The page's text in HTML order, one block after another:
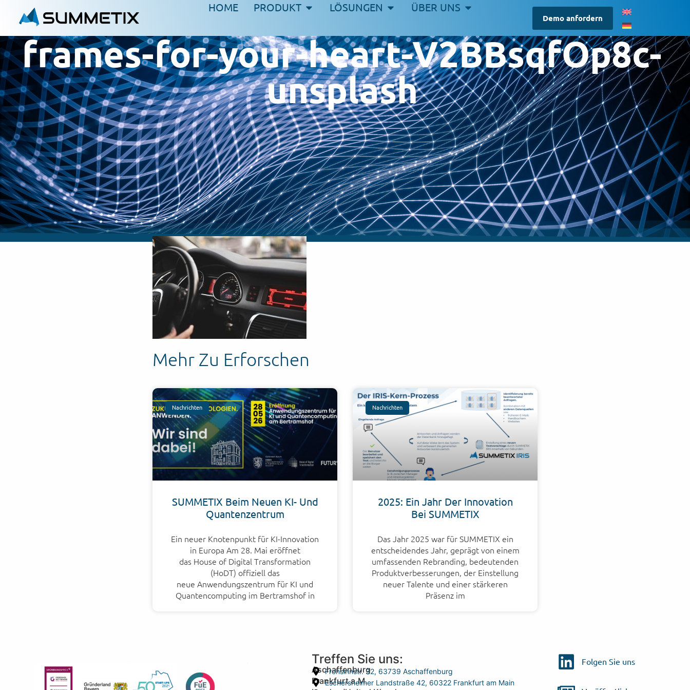
HOME PRODUKT LÖSUNGEN ÜBER UNS
Demo anfordern
frames-for-your-heart-V2BBsqfOp8c-
unsplash
Mehr Zu Erforschen
Nachrichten
SUMMETIX Beim Neuen KI- Und
Quantenzentrum
Ein neuer Knotenpunkt für KI-Innovation
in Europa Am 28. Mai eröffnet
das House of Digital Transformation
(HoDT) offiziell das
neue Anwendungszentrum für KI und
Quantencomputing im Bertramshof in
Nachrichten
2025: Ein Jahr Der Innovation
Bei SUMMETIX
Das Jahr 2025 war für SUMMETIX ein
entscheidendes Jahr, geprägt von einem
umfassenden Rebranding, bedeutenden
Produktverbesserungen, der Einstellung
neuer Talente und einer stärkeren
Präsenz im
Treffen Sie uns:
Aschaffenburg
Frohsinnstr. 32, 63739 Aschaffenburg
Frankfurt a.M.
Eschersheimer Landstraße 42, 60322 Frankfurt am Main
Folgen Sie uns